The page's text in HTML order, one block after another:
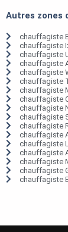
Autres zones
chauffagiste
chauffagiste
chauffagiste
chauffagiste
chauffagiste
chauffagiste
chauffagiste
chauffagiste
chauffagiste
chauffagiste
chauffagiste
chauffagiste
chauffagiste
chauffagiste
chauffagiste
chauffagiste
chauffagiste